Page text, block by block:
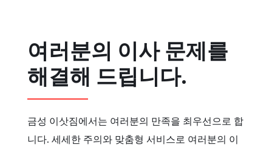
여러분의 이사 문제를
해결해 드립니다.
금성 이삿짐에서는 여러분의 만족을 최우선으로 합
니다. 세세한 주의와 맞춤형 서비스로 여러분의 이